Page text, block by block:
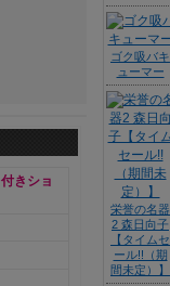
きショ
ゴク吸バキ
ューマー
栄誉の名器
2 森日向子
【タイムセ
ール!!（期
間未定）】